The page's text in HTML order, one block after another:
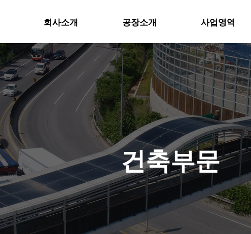
회사소개 공장소개 사업영역
하위분류 하위분류
건축부문